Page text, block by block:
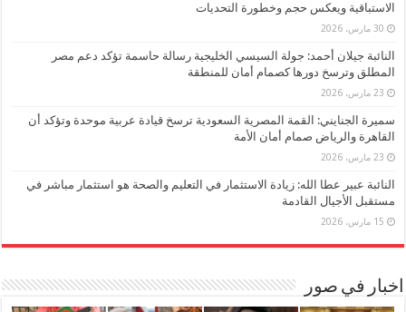
الاستباقية ويعكس حجم وخطورة التحديات
30 مارس، 2026
النائبة جيلان أحمد: جولة السيسي الخليجية رسالة حاسمة تؤكد دعم مصر
المطلق وترسخ دورها كصمام أمان للمنطقة
23 مارس، 2026
سميرة الجنايني: القمة المصرية السعودية ترسخ قيادة عربية موحدة وتؤكد أن
القاهرة والرياض صمام أمان الأمة
23 مارس، 2026
النائبة عبير عطا الله: زيادة الاستثمار في التعليم والصحة هو استثمار مباشر في
مستقبل الأجيال القادمة
15 مارس، 2026
اخبار في صور